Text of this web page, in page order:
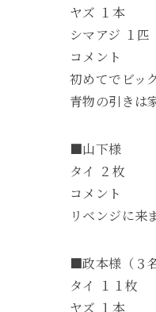
ヤズ １本
シマアジ １匹
コメント
初めてでビッ
青物の引きは
■山下様
タイ ２枚
コメント
リベンジに来
■政本様（３
タイ １１枚
ヤズ １本